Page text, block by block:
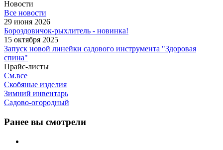
Новости
Все новости
29 июня 2026
Бороздовичок-рыхлитель - новинка!
15 октября 2025
Запуск новой линейки садового инструмента "Здоровая
спина"
Прайс-листы
См.все
Скобяные изделия
Зимний инвентарь
Садово-огородный
Ранее вы смотрели